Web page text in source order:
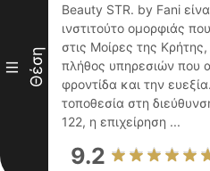
III Θέση
Beauty STR. by Fani
ινστιτούτο ομορφιάς
στις Μοίρες της
πλήθος υπηρεσιών που
φροντίδα και την
τοποθεσία στη
122, η επιχείρηση ...
9.2